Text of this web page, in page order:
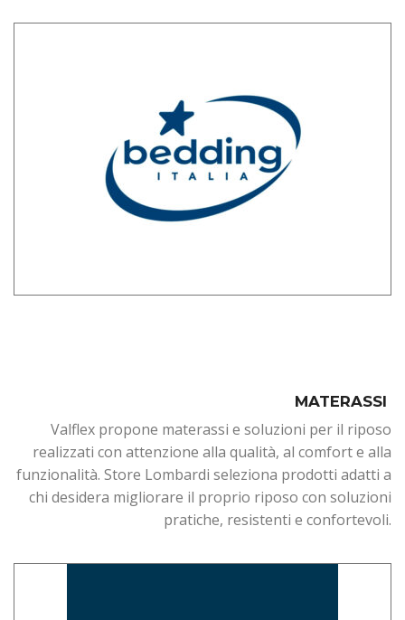
MATERASSI
Valflex propone materassi e soluzioni per il riposo
realizzati con attenzione alla qualità, al comfort e alla
funzionalità. Store Lombardi seleziona prodotti adatti a
chi desidera migliorare il proprio riposo con soluzioni
pratiche, resistenti e confortevoli.